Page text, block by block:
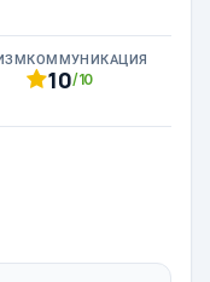
КОММУНИКАЦИЯ
10/10